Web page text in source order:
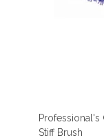
Professional's
Stiff Brush